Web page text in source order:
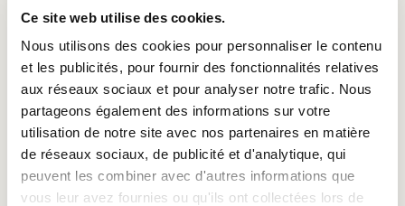
Ce site web utilise des cookies.
Nous utilisons des cookies pour personnaliser le contenu
et les publicités, pour fournir des fonctionnalités relatives
aux réseaux sociaux et pour analyser notre trafic. Nous
partageons également des informations sur votre
utilisation de notre site avec nos partenaires en matière
de réseaux sociaux, de publicité et d'analytique, qui
peuvent les combiner avec d'autres informations que
vous leur avez fournies ou qu'ils ont collectées lors de
plonger dans votre livre.
Sommeil
: Programmez un mode qui coupe toutes
les notifications la nuit.
🚀 Bonus : Suggestions
intelligentes